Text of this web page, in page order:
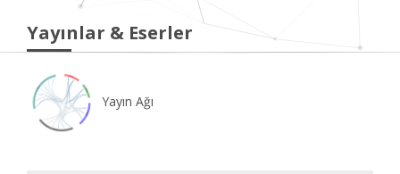
Yayınlar & Eserler
Yayın Ağı